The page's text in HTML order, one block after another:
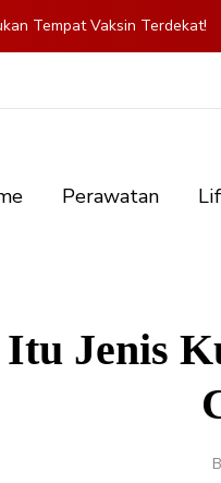
Tempat Vaksin Terdekat!
Perawatan
Jenis